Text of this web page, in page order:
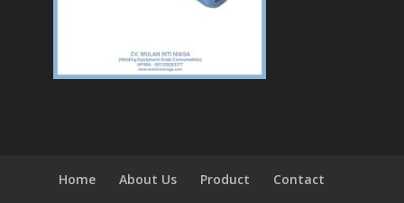
Home About Us Product Contact